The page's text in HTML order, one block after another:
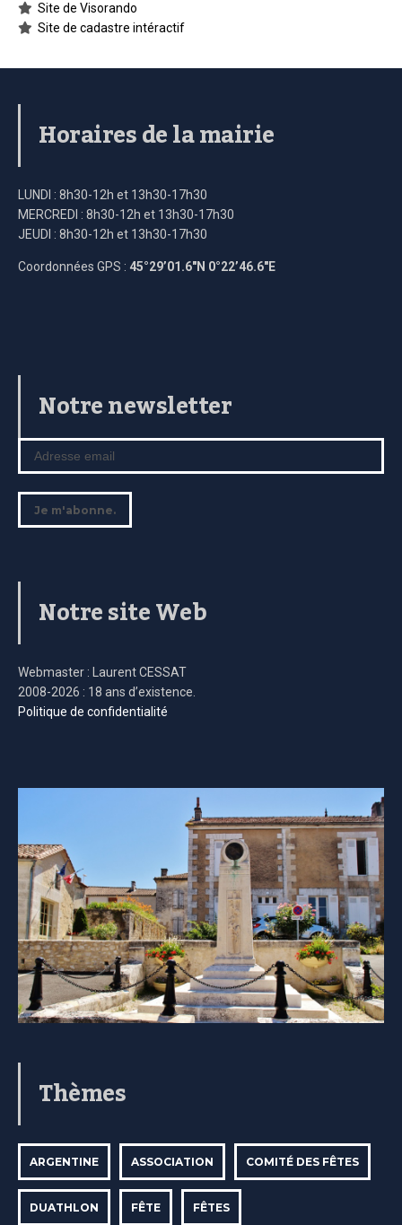
Site de Visorando
Site de cadastre intéractif
Horaires de la mairie
LUNDI : 8h30-12h et 13h30-17h30
MERCREDI : 8h30-12h et 13h30-17h30
JEUDI : 8h30-12h et 13h30-17h30
Coordonnées GPS : 45°29’01.6″N 0°22’46.6″E
Notre newsletter
Notre site Web
Webmaster : Laurent CESSAT
2008-2026 : 18 ans d’existence.
Politique de confidentialité
Thèmes
ARGENTINE ASSOCIATION COMITÉ DES FÊTES
DUATHLON FÊTE FÊTES